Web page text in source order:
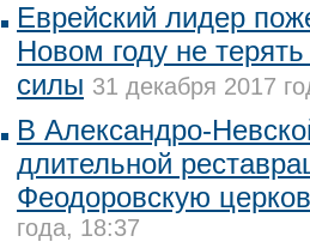
Еврейский лидер
Новом году не
силы 31 декабря 2017
В Александро-
длительной
Феодоровскую
года, 18:37